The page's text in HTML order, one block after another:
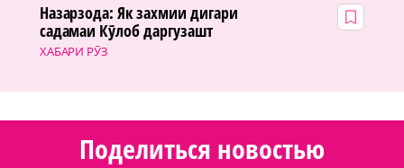
ХАБАРИ РӮЗ
Назарзода: Як захмии дигари
садамаи Кӯлоб даргузашт
Поделиться новостью